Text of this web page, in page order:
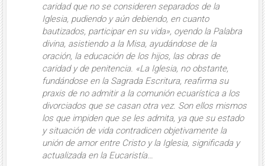
caridad que no se consideren separados de la
Iglesia, pudiendo y aún debiendo, en cuanto
bautizados, participar en su vida», oyendo la Palabra
divina, asistiendo a la Misa, ayudándose de la
oración, la educación de los hijos, las obras de
caridad y de penitencia. «La Iglesia, no obstante,
fundándose en la Sagrada Escritura, reafirma su
praxis de no admitir a la comunión ecuarística a los
divorciados que se casan otra vez. Son ellos mismos
los que impiden que se les admita, ya que su estado
y situación de vida contradicen objetivamente la
unión de amor entre Cristo y la Iglesia, significada y
actualizada en la Eucaristía…